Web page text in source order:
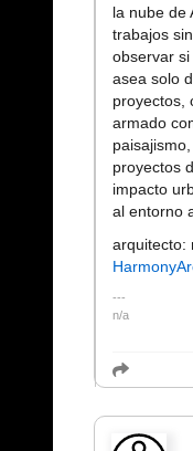
la nube de
trabajos
observar
asea solo
proyectos,
armado
proyectos
impacto
al entorno
arquitecto:
n/a